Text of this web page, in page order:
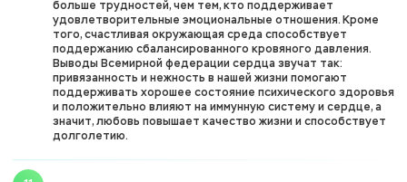
больше трудностей, чем тем, кто поддерживает
удовлетворительные эмоциональные отношения. Кроме
того, счастливая окружающая среда способствует
поддержанию сбалансированного кровяного давления.
Выводы Всемирной федерации сердца звучат так:
привязанность и нежность в нашей жизни помогают
поддерживать хорошее состояние психического здоровья
и положительно влияют на иммунную систему и сердце, а
значит, любовь повышает качество жизни и способствует
долголетию.